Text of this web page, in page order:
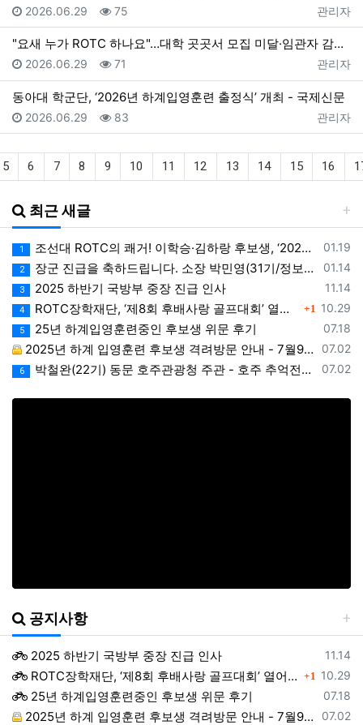
등록자
관리자
등록일
2026.06.29 조회
75
"요새 누가 ROTC 하나요"…대학 곳곳서 모집 미달·임관자 감소 - 대전일보
등록자
관리자
등록일
2026.06.29 조회
71
동아대 학군단, ‘2026년 하계입영훈련 출정식’ 개최 - 국제신문
등록자
관리자
등록일
2026.06.29 조회
83
5 6 7 8 9 10 11 12 13 14 15 16
최근 새글
등록일
01.19
1 조선대 ROTC의 쾌거! 이학승·김하랑 후보생, ‘2026 美 대학 특별리더십 연수’ 선발
등록일
01.14
2 장군 진급을 축하드립니다. 소장 박민영(31기/정보), 준장 서필석(34기/공병).황주봉(36기/보병).김희찬(36기/기갑)
등록일
11.14
3 2025 하반기 국방부 중장 진급 인사
등록일
10.29
4 ROTC장학재단, ‘제8회 후배사랑 골프대회’ 열어.. 장학기금 3억 7,620만원 조성 댓글
1
등록일
07.18
5 25년 하계입영훈련중인 후보생 위문 후기
등록일
07.02
2025년 하계 입영훈련 후보생 격려방문 안내 - 7월9일(수)
등록일
07.02
6 박철완(22기) 동문 호주관광청 주관 - 호주 추억전에 한국화 최초 초청 전시회
공지사항
등록일
11.14
2025 하반기 국방부 중장 진급 인사
등록일
10.29
ROTC장학재단, ‘제8회 후배사랑 골프대회’ 열어.. 장학기금 3억 7,620만원 조성 댓글
1
등록일
07.18
25년 하계입영훈련중인 후보생 위문 후기
등록일
07.02
2025년 하계 입영훈련 후보생 격려방문 안내 - 7월9일(수)